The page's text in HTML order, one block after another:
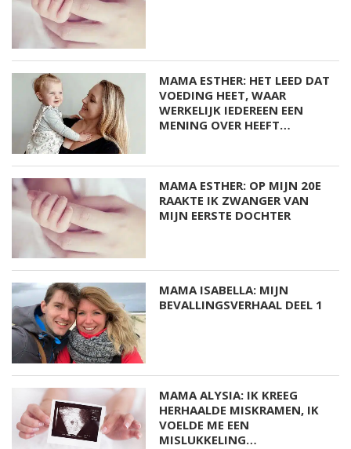
MAMA ESTHER: HET LEED DAT
VOEDING HEET, WAAR
WERKELIJK IEDEREEN EEN
MENING OVER HEEFT…
MAMA ESTHER: OP MIJN 20E
RAAKTE IK ZWANGER VAN
MIJN EERSTE DOCHTER
MAMA ISABELLA: MIJN
BEVALLINGSVERHAAL DEEL 1
MAMA ALYSIA: IK KREEG
HERHAALDE MISKRAMEN, IK
VOELDE ME EEN
MISLUKKELING…